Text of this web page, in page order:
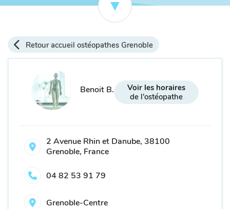
Retour accueil ostéopathes Grenoble
Benoit B.
Voir les horaires
de l'ostéopathe
2 Avenue Rhin et Danube, 38100
Grenoble, France
04 82 53 91 79
Grenoble-Centre